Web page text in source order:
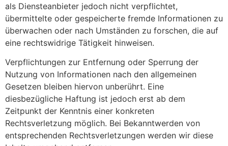
als Diensteanbieter jedoch nicht verpflichtet,
übermittelte oder gespeicherte fremde Informationen zu
überwachen oder nach Umständen zu forschen, die auf
eine rechtswidrige Tätigkeit hinweisen.
Verpflichtungen zur Entfernung oder Sperrung der
Nutzung von Informationen nach den allgemeinen
Gesetzen bleiben hiervon unberührt. Eine
diesbezügliche Haftung ist jedoch erst ab dem
Zeitpunkt der Kenntnis einer konkreten
Rechtsverletzung möglich. Bei Bekanntwerden von
entsprechenden Rechtsverletzungen werden wir diese